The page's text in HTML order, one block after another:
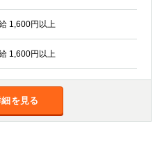
1,600円以上
1,600円以上
を見る